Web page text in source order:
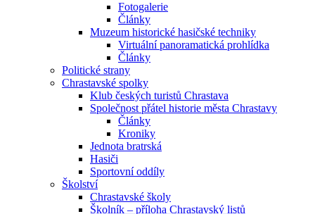
Fotogalerie
Články
Muzeum historické hasičské techniky
Virtuální panoramatická prohlídka
Články
Politické strany
Chrastavské spolky
Klub českých turistů Chrastava
Společnost přátel historie města Chrastavy
Články
Kroniky
Jednota bratrská
Hasiči
Sportovní oddíly
Školství
Chrastavské školy
Školník – příloha Chrastavský listů